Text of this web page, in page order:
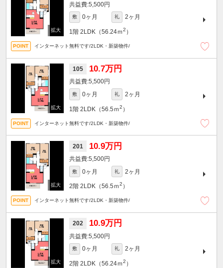
5,500円
敷 0ヶ月 礼 2ヶ月
1階 2LDK（56.24ｍ2 ）
インターネット無料です/2LDK・新築物件/
105 10.7万円
5,500円
敷 0ヶ月 礼 2ヶ月
1階 2LDK（56.5ｍ2 ）
インターネット無料です/2LDK・新築物件/
201 10.9万円
5,500円
敷 0ヶ月 礼 2ヶ月
2階 2LDK（56.5ｍ2 ）
インターネット無料です/2LDK・新築物件/
202 10.9万円
5,500円
敷 0ヶ月 礼 2ヶ月
2階 2LDK（56.24ｍ2 ）